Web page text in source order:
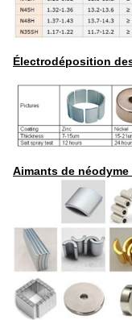
Électrodéposition
Aimants de